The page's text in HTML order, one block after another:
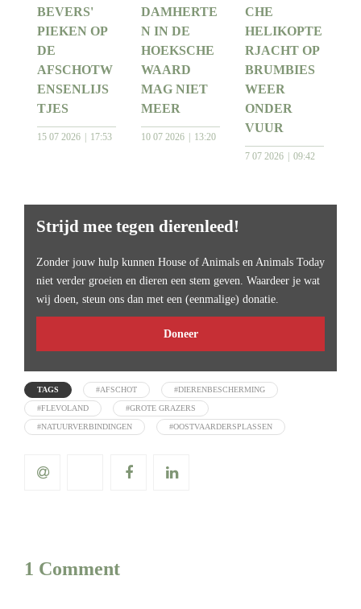
BEVERS'
PIEKEN OP
DE
AFSCHOTW
ENSENLIJS
TJES
15 07 2026 17:53
DAMHERTE
N IN DE
HOEKSCHE
WAARD
MAG NIET
MEER
10 07 2026 13:20
CHE
HELIKOPTE
RJACHT OP
BRUMBIES
WEER
ONDER
VUUR
7 07 2026 09:42
Strijd mee tegen dierenleed!
Zonder jouw hulp kunnen House of Animals en Animals Today
niet verder groeien en dieren een stem geven. Waardeer je wat
wij doen, steun ons dan met een (eenmalige) donatie.
Doneer
TAGS #AFSCHOT #DIERENBESCHERMING
#FLEVOLAND #GROTE GRAZERS
#NATUURVERBINDINGEN #OOSTVAARDERSPLASSEN
1 Comment